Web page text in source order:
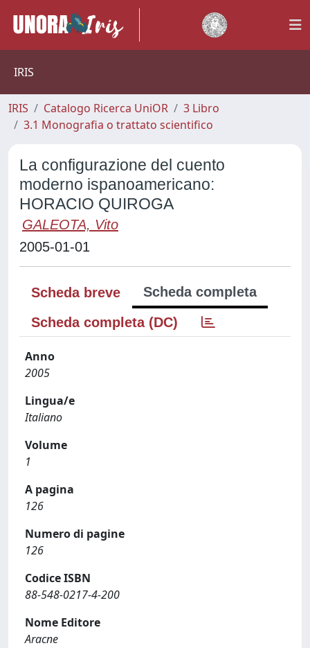
IRIS
IRIS Catalogo Ricerca UniOR
3 Libro
3.1 Monografia o trattato scientifico
La configurazione del cuento
moderno ispanoamericano:
HORACIO QUIROGA
GALEOTA, Vito
2005-01-01
Scheda breve
Scheda completa
Scheda completa (DC)
Anno
2005
Lingua/e
Italiano
Volume
1
A pagina
126
Numero di pagine
126
Codice ISBN
88-548-0217-4-200
Nome Editore
Aracne